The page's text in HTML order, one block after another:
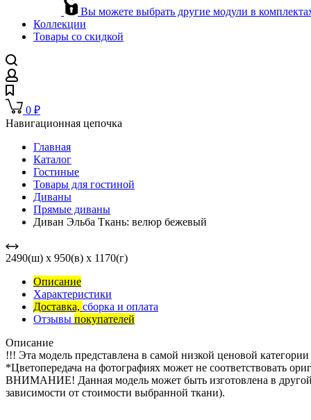
Вы можете выбрать другие модули в
Коллекции
Товары со скидкой
0 ₽
Навигационная цепочка
Главная
Каталог
Гостиные
Товары для гостиной
Диваны
Прямые диваны
Диван Эльба Ткань: велюр бежевый
2490(ш) x 950(в) x 1170(г)
Описание
Характеристики
Доставка, сборка и оплата
Отзывы покупателей
Описание
!!! Эта модель представлена в самой низкой ценовой
*Цветопередача на фотографиях может не соответствовать
ВНИМАНИЕ! Данная модель может быть изготовлена в другой
зависимости от стоимости выбранной ткани).